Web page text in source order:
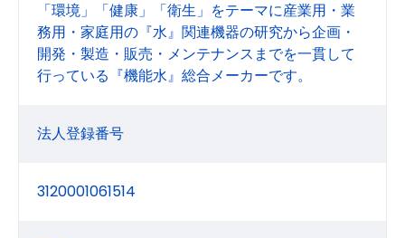
「環境」「健康」「衛生」をテーマに産業用・業
務用・家庭用の『水』関連機器の研究から企画・
開発・製造・販売・メンテナンスまでを一貫して
行っている『機能水』総合メーカーです。
法人登録番号
3120001061514